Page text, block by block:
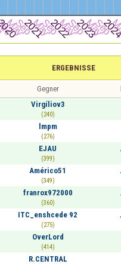
ERGEBNISSE
Gegner
Virgíliov3
(240)
lmpm
(276)
EJAU
(399)
Américo51
(349)
franrox972000
(360)
ITC_enshcede 92
(275)
OverLord
(414)
R.CENTRAL